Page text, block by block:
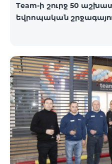
Team-ի շուրջ 50
եվրոպական